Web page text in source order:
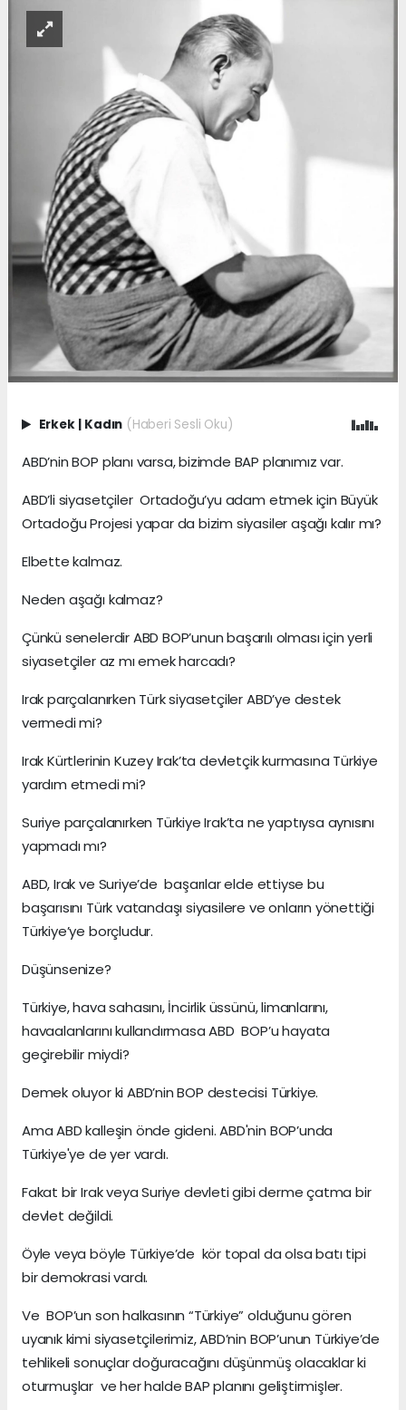
Erkek | Kadın (Haberi Sesli Oku)
ABD’nin BOP planı varsa, bizimde BAP planımız var.
ABD’li siyasetçiler Ortadoğu’yu adam etmek için Büyük
Ortadoğu Projesi yapar da bizim siyasiler aşağı kalır mı?
Elbette kalmaz.
Neden aşağı kalmaz?
Çünkü senelerdir ABD BOP’unun başarılı olması için yerli
siyasetçiler az mı emek harcadı?
Irak parçalanırken Türk siyasetçiler ABD’ye destek
vermedi mi?
Irak Kürtlerinin Kuzey Irak’ta devletçik kurmasına Türkiye
yardım etmedi mi?
Suriye parçalanırken Türkiye Irak’ta ne yaptıysa aynısını
yapmadı mı?
ABD, Irak ve Suriye’de başarılar elde ettiyse bu
başarısını Türk vatandaşı siyasilere ve onların yönettiği
Türkiye’ye borçludur.
Düşünsenize?
Türkiye, hava sahasını, İncirlik üssünü, limanlarını,
havaalanlarını kullandırmasa ABD BOP’u hayata
geçirebilir miydi?
Demek oluyor ki ABD’nin BOP destecisi Türkiye.
Ama ABD kalleşin önde gideni. ABD'nin BOP’unda
Türkiye'ye de yer vardı.
Fakat bir Irak veya Suriye devleti gibi derme çatma bir
devlet değildi.
Öyle veya böyle Türkiye’de kör topal da olsa batı tipi
bir demokrasi vardı.
Ve BOP’un son halkasının “Türkiye” olduğunu gören
uyanık kimi siyasetçilerimiz, ABD’nin BOP’unun Türkiye’de
tehlikeli sonuçlar doğuracağını düşünmüş olacaklar ki
oturmuşlar ve her halde BAP planını geliştirmişler.